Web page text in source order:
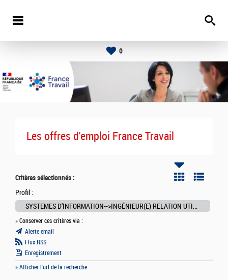
0
Les offres d'emploi France Travail
Critères sélectionnés :
Profil :
SYSTEMES D’INFORMATION-->INGÉNIEUR(E) RELATION UTILISATEURS SI
» Conserver ces critères via :
Alerte email
Flux RSS
Enregistrement
» Afficher l'url de la recherche